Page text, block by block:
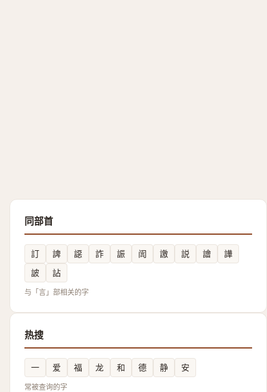
同部首
訂 諀 䜑 詐 誫 訚 譤 説 譮
譁
詖
詀
与「言」部相关的字
热搜
一 爱 福 龙 和 德 静 安
常被查询的字